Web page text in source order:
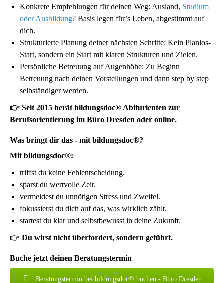
Konkrete Empfehlungen für deinen Weg: Ausland, Studium
oder Ausbildung? Basis legen für’s Leben, abgestimmt auf
dich.
Strukturierte Planung deiner nächsten Schritte: Kein Planlos-
Start, sondern ein Start mit klaren Strukturen und Zielen.
Persönliche Betreuung auf Augenhöhe: Zu Beginn
Betreuung nach deinen Vorstellungen und dann step by step
selbständiger werden.
👉 Seit 2015 berät bildungsdoc® Abiturienten zur
Berufsorientierung im Büro Dresden oder online.
Was bringt dir das - mit bildungsdoc®?
Mit bildungsdoc®:
triffst du keine Fehlentscheidung.
sparst du wertvolle Zeit.
vermeidest du unnötigen Stress und Zweifel.
fokussierst du dich auf das, was wirklich zählt.
startest du klar und selbstbewusst in deine Zukunft.
👉 Du wirst nicht überfordert, sondern geführt.
Buche jetzt deinen Beratungstermin
Beratungstermin bei bildungsdoc® buchen - Büro Dresden